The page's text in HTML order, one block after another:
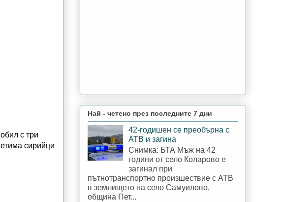
с три
сирийци
Най - четено през последните 7 дни
42-годишен се преобърна с
АТВ и загина
Снимка: БТА Мъж на 42
години от село Коларово е
загинал при
пътнотранспортно произшествие с АТВ
в землището на село Самуилово,
община Пет...